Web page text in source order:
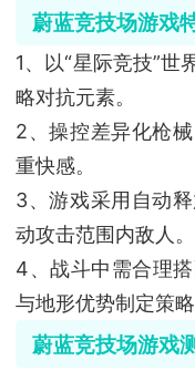
蔚蓝竞技场游戏
1、以“星际竞技”世
略对抗元素。
2、操控差异化枪
重快感。
3、游戏采用自动
动攻击范围内敌人。
4、战斗中需合理
与地形优势制定策略
蔚蓝竞技场游戏